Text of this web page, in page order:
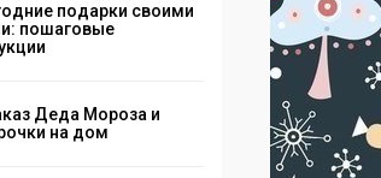
подарки своими
пошаговые
Деда Мороза и
на дом